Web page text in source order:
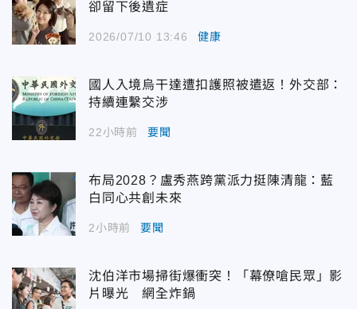
卻留下後遺症
2026/07/10 13:46 健康
國人入境烏干達遭扣護照被遣返！外交部：
持續連繫交涉
22小時前 要聞
布局2028？盧秀燕跨黨派力挺陳清龍：藍
白同心共創未來
2小時前 要聞
沈伯洋市場掃街爆衝突！「幕僚嗆民眾」影
片曝光 網全炸鍋